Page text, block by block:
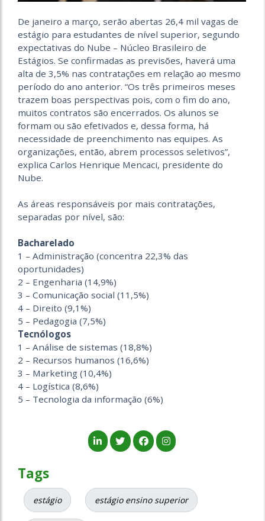
De janeiro a março, serão abertas 26,4 mil vagas de
estágio para estudantes de nível superior, segundo
expectativas do Nube – Núcleo Brasileiro de
Estágios. Se confirmadas as previsões, haverá uma
alta de 3,5% nas contratações em relação ao mesmo
período do ano anterior. “Os três primeiros meses
trazem boas perspectivas pois, com o fim do ano,
muitos contratos são encerrados. Os alunos se
formam ou são efetivados e, dessa forma, há
necessidade de preenchimento nas equipes. As
organizações, então, abrem processos seletivos”,
explica Carlos Henrique Mencaci, presidente do
Nube.
As áreas responsáveis por mais contratações,
separadas por nível, são:
Bacharelado
1 – Administração (concentra 22,3% das
oportunidades)
2 – Engenharia (14,9%)
3 – Comunicação social (11,5%)
4 – Direito (9,1%)
5 – Pedagogia (7,5%)
Tecnólogos
1 – Análise de sistemas (18,8%)
2 – Recursos humanos (16,6%)
3 – Marketing (10,4%)
4 – Logística (8,6%)
5 – Tecnologia da informação (6%)
Tags
estágio estágio ensino superior